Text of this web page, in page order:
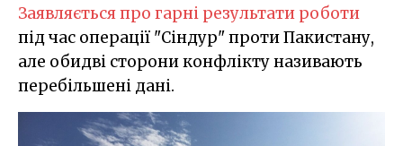
Заявляється про гарні результати роботи
під час операції "Сіндур" проти Пакистану,
але обидві сторони конфлікту називають
перебільшені дані.